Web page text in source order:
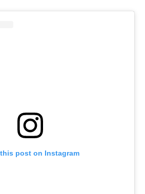
post on Instagram